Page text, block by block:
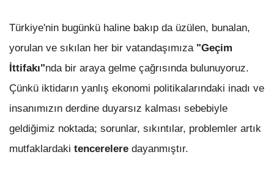
Türkiye'nin bugünkü haline bakıp da üzülen, bunalan,
yorulan ve sıkılan her bir vatandaşımıza "Geçim
İttifakı"nda bir araya gelme çağrısında bulunuyoruz.
Çünkü iktidarın yanlış ekonomi politikalarındaki inadı ve
insanımızın derdine duyarsız kalması sebebiyle
geldiğimiz noktada; sorunlar, sıkıntılar, problemler artık
mutfaklardaki tencerelere dayanmıştır.